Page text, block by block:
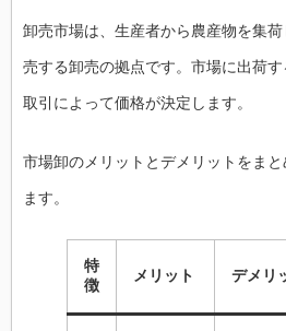
卸売市場は、生産者から農産物を集
売する卸売の拠点です。市場に出荷
取引によって価格が決定します。
市場卸のメリットとデメリットをま
ます。
特
徴
メリット デメリ